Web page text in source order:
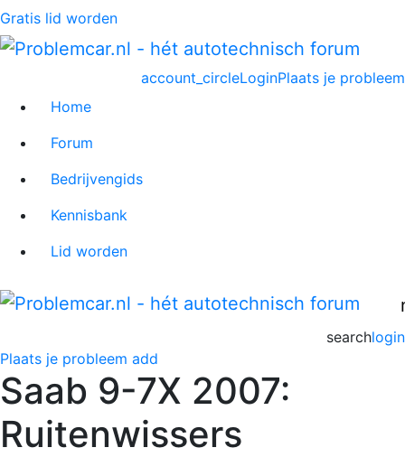
Gratis lid worden
Plaats je probleem
account_circleLogin
Home
Forum
Bedrijvengids
Kennisbank
Lid worden
login
search
Plaats je probleem add
Saab 9-7X 2007:
Ruitenwissers